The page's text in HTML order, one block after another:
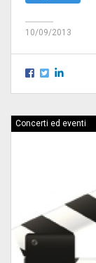
10/09/2013
Concerti ed eventi